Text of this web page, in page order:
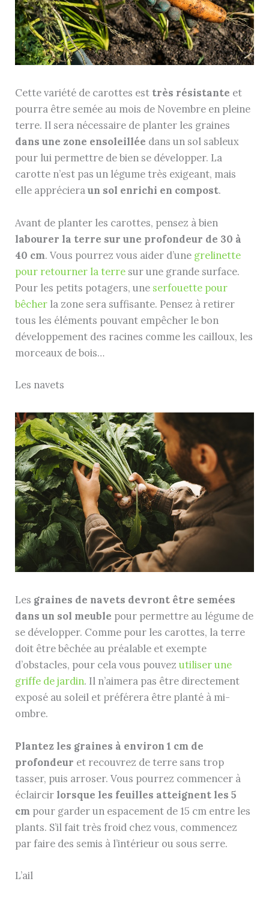
Cette variété de carottes est très résistante et
pourra être semée au mois de Novembre en pleine
terre. Il sera nécessaire de planter les graines
dans une zone ensoleillée dans un sol sableux
pour lui permettre de bien se développer. La
carotte n’est pas un légume très exigeant, mais
elle apprécieraun sol enrichi en compost.
Avant de planter les carottes, pensez à bien
labourer la terre sur une profondeur de 30 à
40 cm. Vous pourrez vous aider d’une grelinette
pour retourner la terre sur une grande surface.
Pour les petits potagers, une serfouette pour
bêcher la zone sera suffisante. Pensez à retirer
tous les éléments pouvant empêcher le bon
développement des racines comme les cailloux, les
morceaux de bois…
Les navets
Les graines de navets devront être semées
dans un sol meuble pour permettre au légume de
se développer. Comme pour les carottes, la terre
doit être bêchée au préalable et exempte
d’obstacles, pour cela vous pouvezutiliser une
griffe de jardin. Il n’aimera pas être directement
exposé au soleil et préférera être planté à mi-
ombre.
Plantez les graines à environ 1 cm de
profondeur et recouvrez de terre sans trop
tasser, puis arroser. Vous pourrez commencer à
éclaircir lorsque les feuilles atteignent les 5
cm pour garder un espacement de 15 cm entre les
plants. S’il fait très froid chez vous, commencez
par faire des semis à l’intérieur ou sous serre.
L’ail